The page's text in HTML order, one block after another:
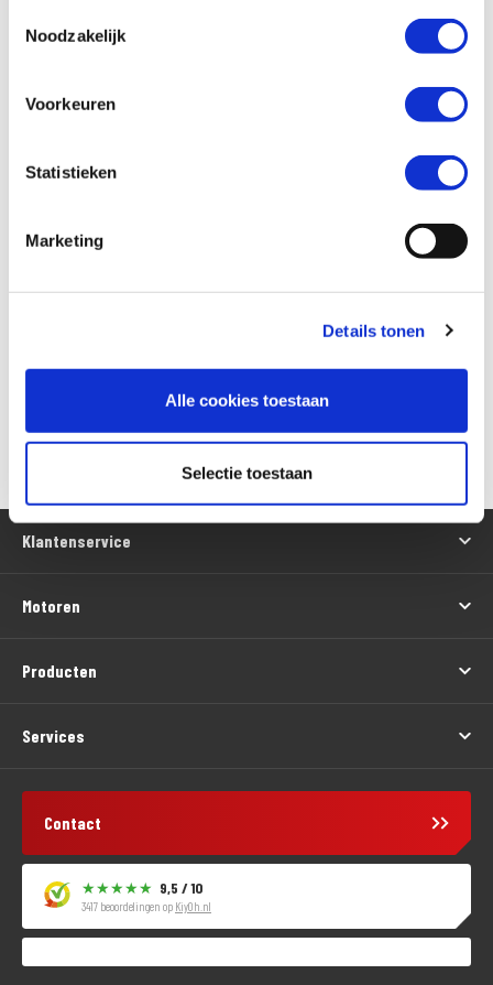
Noodzakelijk
Voorkeuren
Statistieken
Marketing
Details tonen
Alle cookies toestaan
Selectie toestaan
Versturen
Klantenservice
Motoren
Producten
Services
Contact
9,5 / 10
3417 beoordelingen op KiyOh.nl